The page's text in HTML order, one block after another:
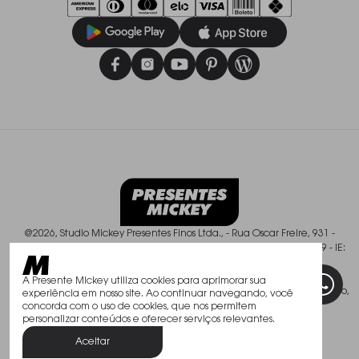
A Presente Mickey utiliza cookies para aprimorar sua
experiência em nosso site. Ao continuar navegando, você
concorda com o uso de cookies, que nos permitem
personalizar conteúdos e oferecer serviços relevantes.
Aceitar
@2026, Studio Mickey Presentes Finos Ltda., - Rua Oscar Freire, 931 -
Pinheiros - São Paulo/SP - CEP: 01426-003, CNPJ: 50.588.409/0001-49 - IE:
Todos os direitos reservados. As fotos aqui veiculadas, logotipo e marca
são de propriedade de www.mickey.com.br. É vedada a sua reprodução,
total ou parcial.